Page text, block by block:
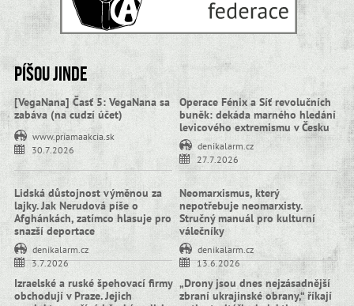
Píšou jinde
[VegaNana] Časť 5: VegaNana sa
zabáva (na cudzí účet)
www.priamaakcia.sk
30.7.2026
Operace Fénix a Síť revolučních
buněk: dekáda marného hledání
levicového extremismu v Česku
denikalarm.cz
27.7.2026
Lidská důstojnost výměnou za
lajky. Jak Nerudová píše o
Afghánkách, zatímco hlasuje pro
snazší deportace
denikalarm.cz
3.7.2026
Neomarxismus, který
nepotřebuje neomarxisty.
Stručný manuál pro kulturní
válečníky
denikalarm.cz
13.6.2026
Izraelské a ruské špehovací firmy
obchodují v Praze. Jejich
„Drony jsou dnes nejzásadnější
zbraní ukrajinské obrany,“ říkají